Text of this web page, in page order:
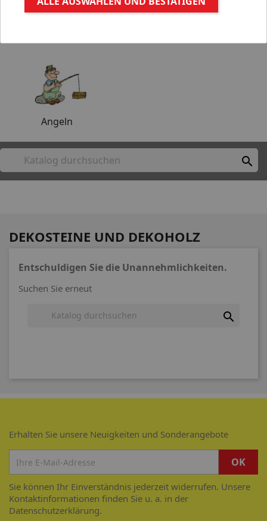
Angeln

DEKOSTEINE UND DEKOHOLZ
Entschuldigen Sie die Unannehmlichkeiten.
Suchen Sie erneut

Erhalten Sie unsere Neuigkeiten und Sonderangebote
Sie können Ihr Einverständnis jederzeit widerrufen. Unsere
Kontaktinformationen finden Sie u. a. in der
Datenschutzerklärung.